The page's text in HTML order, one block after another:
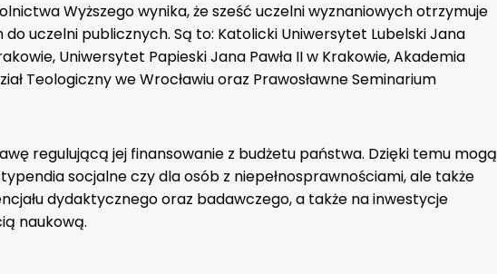
Wyższego wynika, że sześć uczelni wyznaniowych otrzymuje
uczelni publicznych. Są to: Katolicki Uniwersytet Lubelski Jana
Uniwersytet Papieski Jana Pawła II w Krakowie, Akademia
Teologiczny we Wrocławiu oraz Prawosławne Seminarium
regulującą jej finansowanie z budżetu państwa. Dzięki temu mogą
socjalne czy dla osób z niepełnosprawnościami, ale także
dydaktycznego oraz badawczego, a także na inwestycje
naukową.